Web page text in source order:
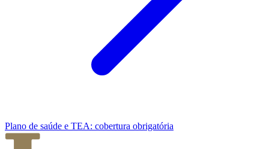
Plano de saúde e TEA: cobertura obrigatória